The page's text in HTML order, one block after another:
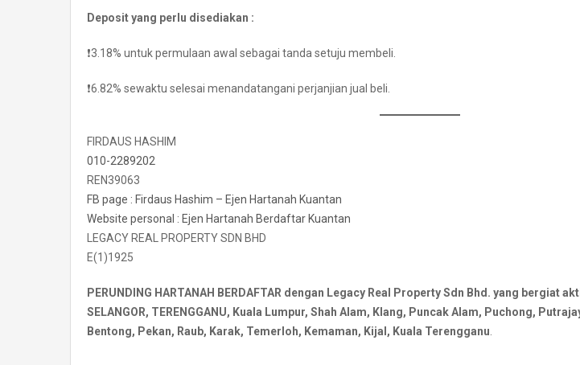
Deposit yang perlu disediakan :
❗️3.18% untuk permulaan awal sebagai tanda setuju membeli.
❗️6.82% sewaktu selesai menandatangani perjanjian jual beli.
FIRDAUS HASHIM
010-2289202
REN39063
FB page : Firdaus Hashim – Ejen Hartanah Kuantan
Website personal : Ejen Hartanah Berdaftar Kuantan
LEGACY REAL PROPERTY SDN BHD
E(1)1925
PERUNDING HARTANAH BERDAFTAR dengan Legacy Real Property Sdn Bhd. yang bergiat
SELANGOR, TERENGGANU, Kuala Lumpur, Shah Alam, Klang, Puncak Alam, Puchong,
Bentong, Pekan, Raub, Karak, Temerloh, Kemaman, Kijal, Kuala Terengganu.